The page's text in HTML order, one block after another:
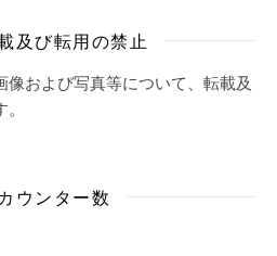
及び転用の禁止
および写真等について、転載及
ウンター数